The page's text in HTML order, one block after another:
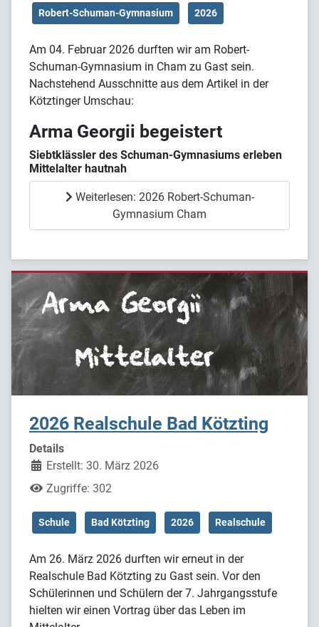
Robert-Schuman-Gymnasium 2026
Am 04. Februar 2026 durften wir am Robert-
Schuman-Gymnasium in Cham zu Gast sein.
Nachstehend Ausschnitte aus dem Artikel in der
Kötztinger Umschau:
Arma Georgii begeistert
Siebtklässler des Schuman-Gymnasiums erleben
Mittelalter hautnah
Weiterlesen: 2026 Robert-Schuman-
Gymnasium Cham
2026 Realschule Bad Kötzting
Details
Erstellt: 30. März 2026
Zugriffe: 302
Schule Bad Kötzting 2026 Realschule
Am 26. März 2026 durften wir erneut in der
Realschule Bad Kötzting zu Gast sein. Vor den
Schülerinnen und Schülern der 7. Jahrgangsstufe
hielten wir einen Vortrag über das Leben im